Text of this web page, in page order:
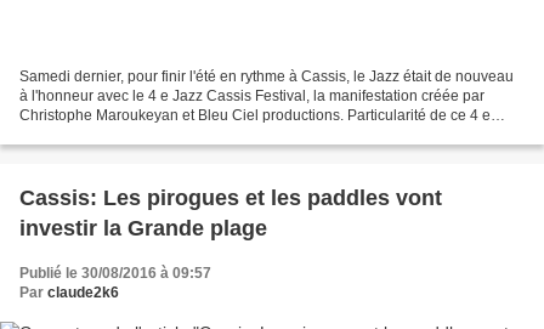
Samedi dernier, pour finir l'été en rythme à Cassis, le Jazz était de nouveau
à l'honneur avec le 4 e Jazz Cassis Festival, la manifestation créée par
Christophe Maroukeyan et Bleu Ciel productions. Particularité de ce 4 e
Cassis: Les pirogues et les paddles vont
investir la Grande plage
Publié le 30/08/2016 à 09:57
Par claude2k6